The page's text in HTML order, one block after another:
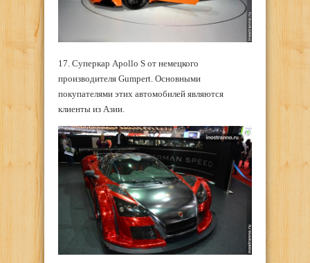
17. Суперкар Apollo S от немецкого
производителя Gumpert. Основными
покупателями этих автомобилей являются
клиенты из Азии.